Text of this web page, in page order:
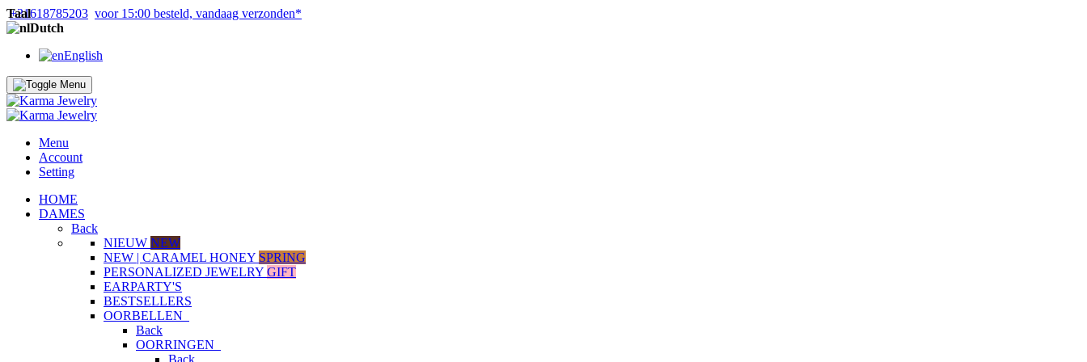
+31618785203 voor 15:00 besteld, vandaag verzonden*
Taal
Dutch
English
Menu
Account
Setting
HOME
DAMES
Back
NIEUW NEW
NEW | CARAMEL HONEY SPRING
PERSONALIZED JEWELRY GIFT
EARPARTY'S
BESTSELLERS
OORBELLEN
Back
OORRINGEN
Back